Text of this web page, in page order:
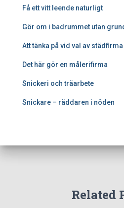
Få ett vitt leende naturligt
Gör om i badrummet utan
Att tänka på vid val av städfirma
Det här gör en målerifirma
Snickeri och träarbete
Snickare – räddaren i nöden
Related